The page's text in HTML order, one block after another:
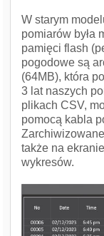
W starym
pomiarów była
pamięci flash
pogodowe są
(64MB), która
3 lat naszych
plikach CSV,
pomocą kabla
także na
wykresów.